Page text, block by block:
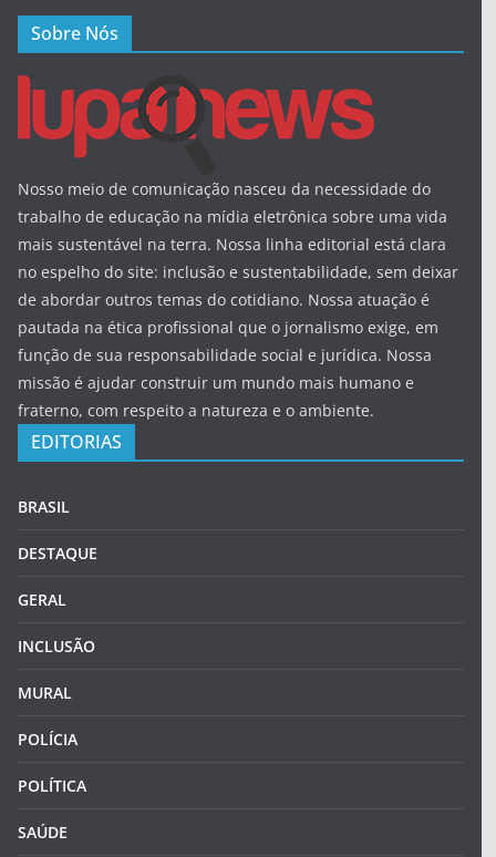
Sobre Nós
Nosso meio de comunicação nasceu da necessidade do
trabalho de educação na mídia eletrônica sobre uma vida
mais sustentável na terra. Nossa linha editorial está clara
no espelho do site: inclusão e sustentabilidade, sem deixar
de abordar outros temas do cotidiano. Nossa atuação é
pautada na ética profissional que o jornalismo exige, em
função de sua responsabilidade social e jurídica. Nossa
missão é ajudar construir um mundo mais humano e
fraterno, com respeito a natureza e o ambiente.
EDITORIAS
BRASIL
DESTAQUE
GERAL
INCLUSÃO
MURAL
POLÍCIA
POLÍTICA
SAÚDE